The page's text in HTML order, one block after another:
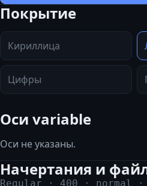
Покрытие
Кириллица
Цифры
Оси variable
Оси не указаны.
Начертания и
Regular · 400 · normal ·